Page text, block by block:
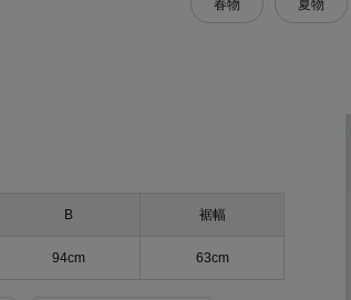
春物 夏物
B 裾幅
94cm 63cm